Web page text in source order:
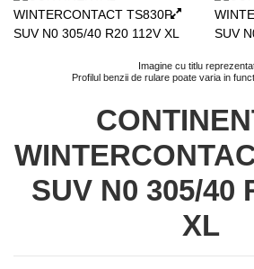
Imagine cu titlu
Profilul benzii de rulare poate varia in
SUV N0 305/40
XL